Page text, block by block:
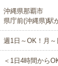
沖縄県那覇市
県庁前(沖縄県)駅
週1日～OK！月～
＜1日4時間から